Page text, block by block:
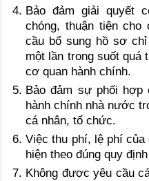
Bảo đảm giải quyết
chóng, thuận tiện
cầu bổ sung hồ sơ
một lần trong suốt quá
cơ quan hành chính.
Bảo đảm sự phối
hành chính nhà nước
cá nhân, tổ chức.
Việc thu phí, lệ phí
hiện theo đúng quy
Không được yêu cầu